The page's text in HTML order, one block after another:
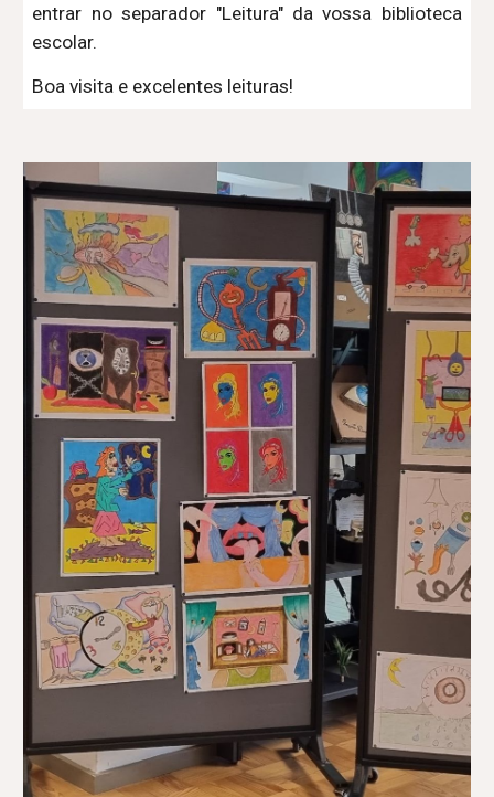
entrar no separador "Leitura" da vossa biblioteca
escolar.
Boa visita e excelentes leituras!